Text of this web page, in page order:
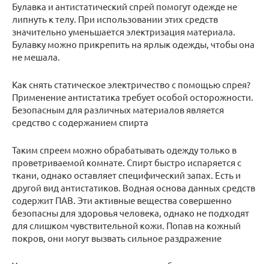
Булавка и антистатический спрей помогут одежде не
липнуть к телу. При использовании этих средств
значительно уменьшается электризация материала.
Булавку можно прикрепить на ярлык одежды, чтобы она
не мешала.
Как снять статическое электричество с помощью спрея?
Применение антистатика требует особой осторожности.
Безопасным для различных материалов является
средство с содержанием спирта
Таким спреем можно обрабатывать одежду только в
проветриваемой комнате. Спирт быстро испаряется с
ткани, однако оставляет специфический запах. Есть и
другой вид антистатиков. Водная основа данных средств
содержит ПАВ. Эти активные вещества совершенно
безопасны для здоровья человека, однако не подходят
для слишком чувствительной кожи. Попав на кожный
покров, они могут вызвать сильное раздражение